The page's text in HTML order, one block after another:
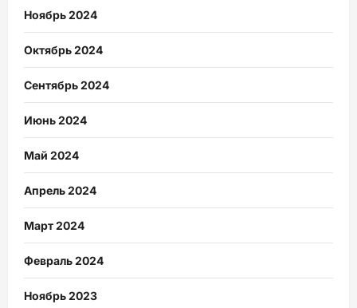
Ноябрь 2024
Октябрь 2024
Сентябрь 2024
Июнь 2024
Май 2024
Апрель 2024
Март 2024
Февраль 2024
Ноябрь 2023